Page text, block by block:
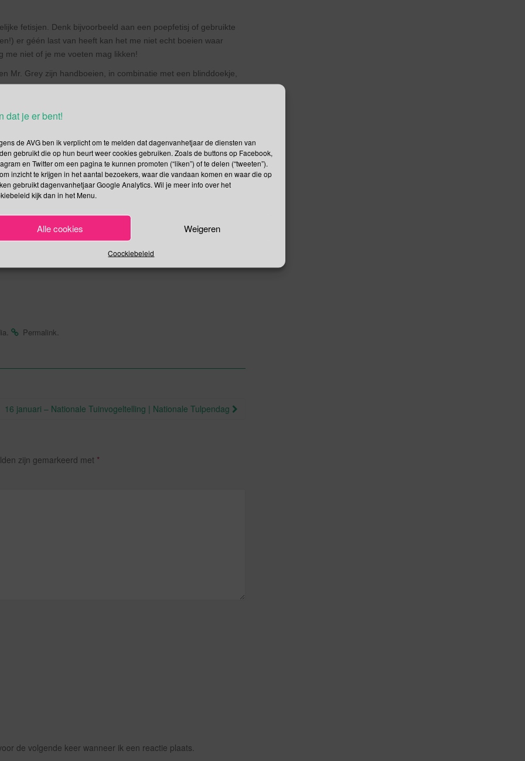
dat je er bent!
de AVG ben ik verplicht om te melden dat dagenvanhetjaar de diensten van
gebruikt die op hun beurt weer cookies gebruiken. Zoals de buttons op Facebook,
en Twitter om een pagina te kunnen promoten (“liken”) of te delen (“tweeten”).
inzicht te krijgen in het aantal bezoekers, waar die vandaan komen en waar die op
gebruikt dagenvanhetjaar Google Analytics. Wil je meer info over het
kijk dan in het Menu.
Alle cookies Weigeren
Coockiebeleid
fetisjen. Denk bijvoorbeeld aan een poepfetisj of gebruikte
er géén last van heeft kan het me niet echt boeien waar
me niet of je me voeten mag likken!
Mr. Grey zijn handboeien, in combinatie met een blinddoekje,
prima om als een “ pervert” (perverseling ) gezien te worden.
elkaar soms ook liefkozend aan met “pervert”, heb ik via via
het echt leuk vind om het etiketje “pervert” op geplakt te
kledingstuk om uit te dragen dat het oké is om een fetisj
paars? De kleur paars is een kleur dat op grote schaal wordt
and Discipline (BD), Dominance and Submission (DS) en
, het thema van 2016 is “Werk in evenwicht”.
. Permalink.
16 januari – Nationale Tuinvogeltelling | Nationale Tulpendag
zijn gemarkeerd met *
de volgende keer wanneer ik een reactie plaats.